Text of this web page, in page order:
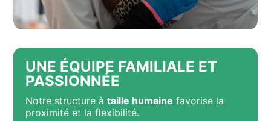
UNE ÉQUIPE FAMILIALE ET
PASSIONNÉE
Notre structure àtaille humaine favorise la
proximité et la flexibilité.